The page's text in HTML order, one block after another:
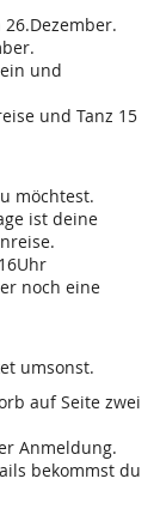
und
und Tanz 15
möchtest.
ist deine
noch eine
umsonst.
auf Seite zwei
Anmeldung.
bekommst du